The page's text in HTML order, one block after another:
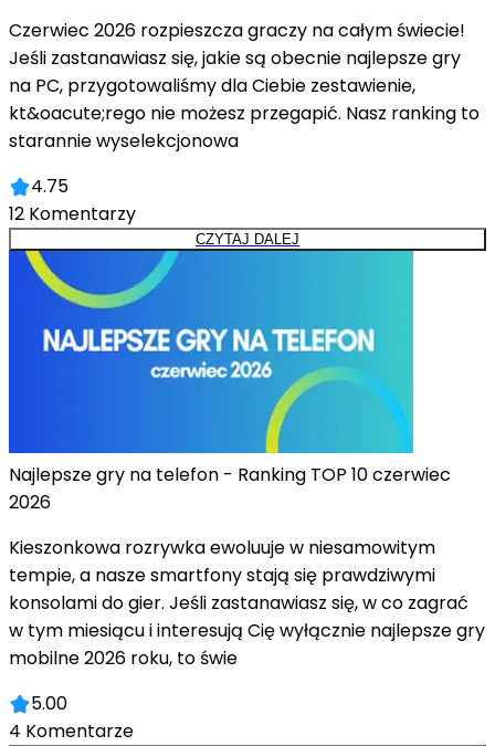
Czerwiec 2026 rozpieszcza graczy na całym świecie!
Jeśli zastanawiasz się, jakie są obecnie najlepsze gry
na PC, przygotowaliśmy dla Ciebie zestawienie,
kt&oacute;rego nie możesz przegapić. Nasz ranking to
starannie wyselekcjonowa
4.75
12 Komentarzy
CZYTAJ DALEJ
Najlepsze gry na telefon - Ranking TOP 10 czerwiec
2026
Kieszonkowa rozrywka ewoluuje w niesamowitym
tempie, a nasze smartfony stają się prawdziwymi
konsolami do gier. Jeśli zastanawiasz się, w co zagrać
w tym miesiącu i interesują Cię wyłącznie najlepsze gry
mobilne 2026 roku, to świe
5.00
4 Komentarze